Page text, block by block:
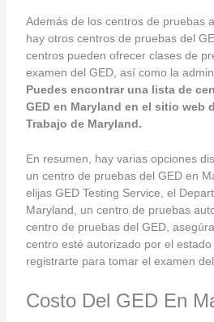
Además de los centros de pruebas
hay otros centros de pruebas del
centros pueden ofrecer clases de
examen del GED, así como la
Puedes encontrar una lista de
GED en Maryland en el sitio web
Trabajo de Maryland.
En resumen, hay varias opciones
un centro de pruebas del GED en
elijas GED Testing Service, el
Maryland, un centro de pruebas
centro de pruebas del GED,
centro esté autorizado por el
registrarte para tomar el examen
Costo Del GED En